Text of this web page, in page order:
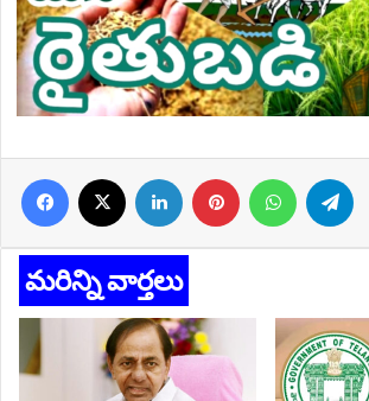
Facebook LinkedIn Pinterest WhatsApp
మరిన్ని వార్తలు